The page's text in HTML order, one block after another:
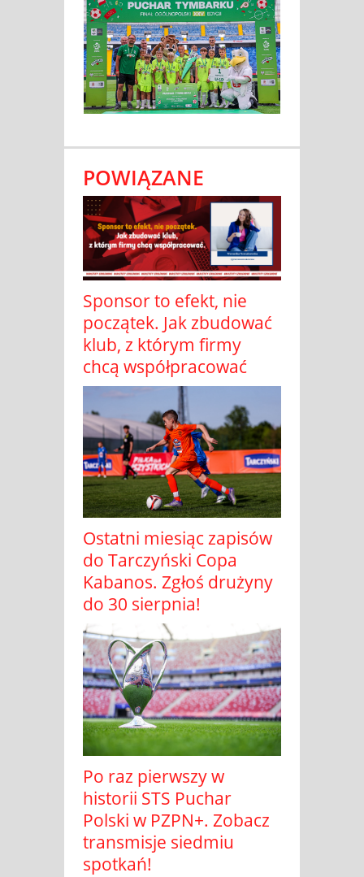
POWIĄZANE
Sponsor to efekt, nie
początek. Jak zbudować
klub, z którym firmy
chcą współpracować
Ostatni miesiąc zapisów
do Tarczyński Copa
Kabanos. Zgłoś drużyny
do 30 sierpnia!
Po raz pierwszy w
historii STS Puchar
Polski w PZPN+. Zobacz
transmisje siedmiu
spotkań!